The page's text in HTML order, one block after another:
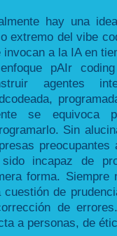
hay una
extremo del vibe
invocan a la IA en
pAIr
agentes
se
Sin
incapaz de
forma. Siempre
cuestión de
de
a personas, de